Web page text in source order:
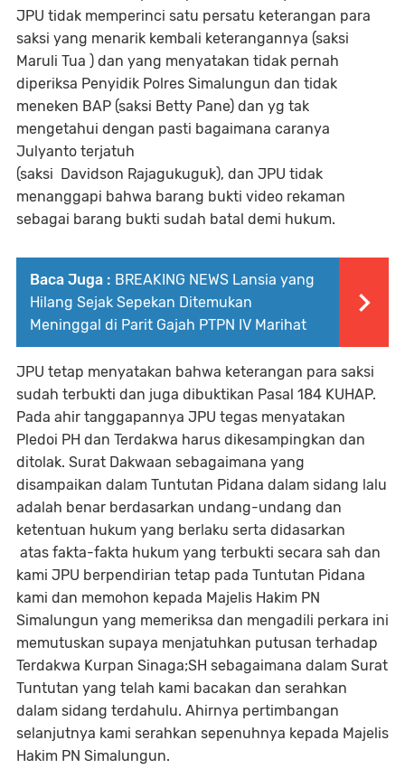
JPU tidak memperinci satu persatu keterangan para
saksi yang menarik kembali keterangannya (saksi
Maruli Tua ) dan yang menyatakan tidak pernah
diperiksa Penyidik Polres Simalungun dan tidak
meneken BAP (saksi Betty Pane) dan yg tak
mengetahui dengan pasti bagaimana caranya
Julyanto terjatuh
(saksi Davidson Rajagukuguk), dan JPU tidak
menanggapi bahwa barang bukti video rekaman
sebagai barang bukti sudah batal demi hukum.
Baca Juga : BREAKING NEWS Lansia yang
Hilang Sejak Sepekan Ditemukan
Meninggal di Parit Gajah PTPN IV Marihat
JPU tetap menyatakan bahwa keterangan para saksi
sudah terbukti dan juga dibuktikan Pasal 184 KUHAP.
Pada ahir tanggapannya JPU tegas menyatakan
Pledoi PH dan Terdakwa harus dikesampingkan dan
ditolak. Surat Dakwaan sebagaimana yang
disampaikan dalam Tuntutan Pidana dalam sidang lalu
adalah benar berdasarkan undang-undang dan
ketentuan hukum yang berlaku serta didasarkan
atas fakta-fakta hukum yang terbukti secara sah dan
kami JPU berpendirian tetap pada Tuntutan Pidana
kami dan memohon kepada Majelis Hakim PN
Simalungun yang memeriksa dan mengadili perkara ini
memutuskan supaya menjatuhkan putusan terhadap
Terdakwa Kurpan Sinaga;SH sebagaimana dalam Surat
Tuntutan yang telah kami bacakan dan serahkan
dalam sidang terdahulu. Ahirnya pertimbangan
selanjutnya kami serahkan sepenuhnya kepada Majelis
Hakim PN Simalungun.